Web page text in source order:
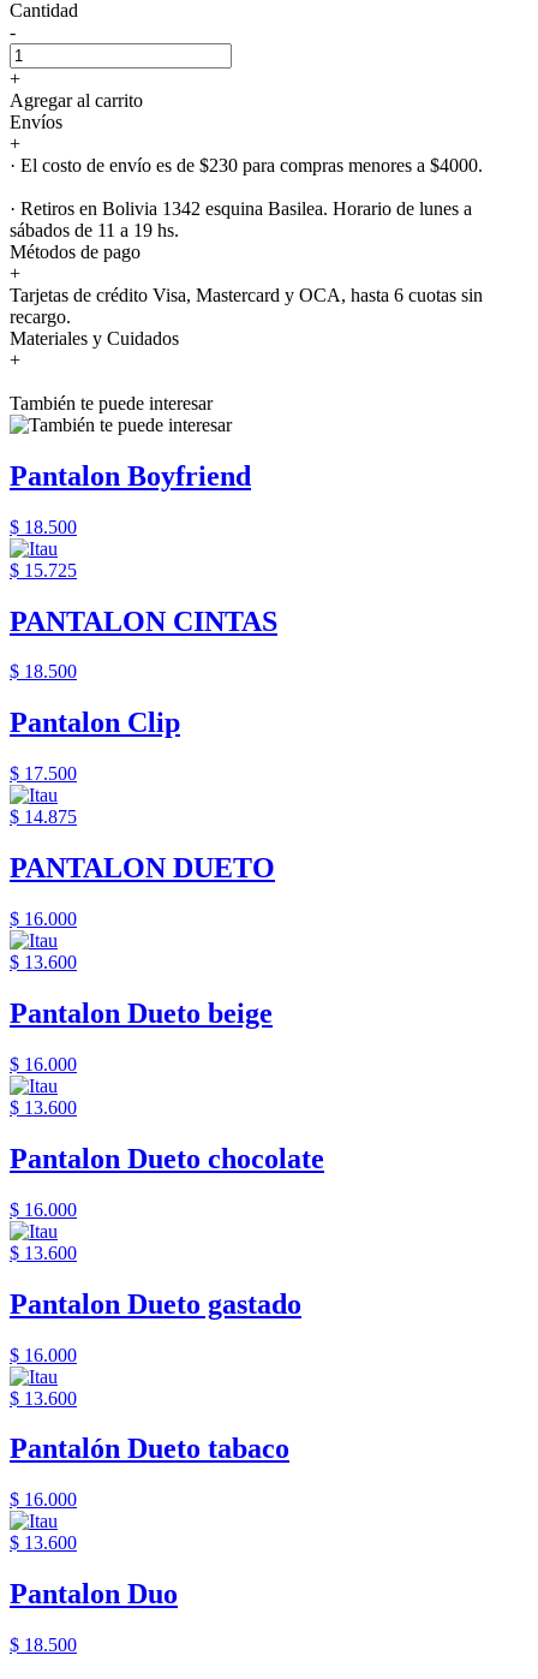
Cantidad
-
+
Agregar al carrito
Envíos
+
· El costo de envío es de $230 para compras menores a $4000.
· Retiros en Bolivia 1342 esquina Basilea. Horario de lunes a
sábados de 11 a 19 hs.
Métodos de pago
+
Tarjetas de crédito Visa, Mastercard y OCA, hasta 6 cuotas sin
recargo.
Materiales y Cuidados
+
También te puede interesar
Pantalon Boyfriend
$ 18.500
$ 15.725
PANTALON CINTAS
$ 18.500
Pantalon Clip
$ 17.500
$ 14.875
PANTALON DUETO
$ 16.000
$ 13.600
Pantalon Dueto beige
$ 16.000
$ 13.600
Pantalon Dueto chocolate
$ 16.000
$ 13.600
Pantalon Dueto gastado
$ 16.000
$ 13.600
Pantalón Dueto tabaco
$ 16.000
$ 13.600
Pantalon Duo
$ 18.500